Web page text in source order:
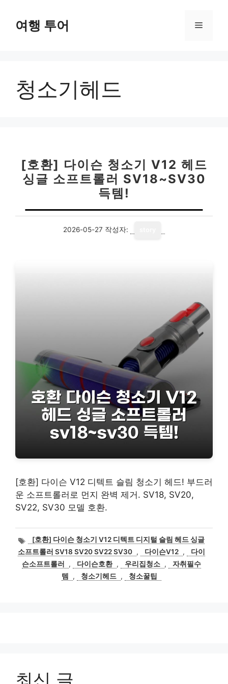
여행 투어 메
청소기헤드
[호환] 다이슨 청소기 V12 헤드
싱글 소프트롤러 SV18~SV30
득템!
2026-05-27 작성자:
[호환] 다이슨 V12 디텍트 슬림 청소기 헤드! 부드러
운 소프트롤러로 먼지 완벽 제거. SV18, SV20,
SV22, SV30 모델 호환.
태
그
[호환] 다이슨 청소기 V12 디텍트 디지털 슬림 헤드 싱글
소프트롤러 SV18 SV20 SV22 SV30 , 다이슨V12 ,
다이
슨소프트롤러
, 다이슨호환 , 우리집청소 ,
자취필수
템
, 청소기헤드 , 청소꿀팁
최신 글